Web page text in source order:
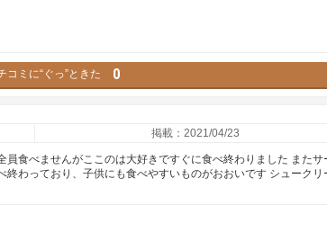
コミに“ぐっ”ときた 0
掲載：2021/04/23
食べませんがここのは大好きですぐに食べ終わりました またサ
わっており、子供にも食べやすいものがおおいです シュークリ